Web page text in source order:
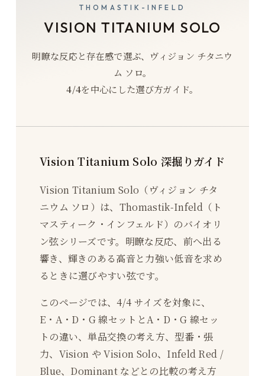
THOMASTIK-INFELD
VISION TITANIUM SOLO
明瞭な反応と存在感で選ぶ、ヴィジョン チタニウ
ム ソロ。
4/4を中心にした選び方ガイド。
Vision Titanium Solo 深掘りガイド
Vision Titanium Solo（ヴィジョン チタ
ニウム ソロ）は、Thomastik-Infeld（ト
マスティーク・インフェルド）のバイオリ
ン弦シリーズです。明瞭な反応、前へ出る
響き、輝きのある高音と力強い低音を求め
るときに選びやすい弦です。
このページでは、4/4 サイズを対象に、
E・A・D・G 線セットとA・D・G 線セッ
トの違い、単品交換の考え方、型番・張
力、Vision や Vision Solo、Infeld Red /
Blue、Dominant などとの比較の考え方